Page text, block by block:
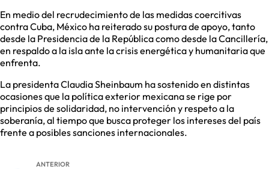
En medio del recrudecimiento de las medidas coercitivas
contra Cuba, México ha reiterado su postura de apoyo, tanto
desde la Presidencia de la República como desde la Cancillería,
en respaldo a la isla ante la crisis energética y humanitaria que
enfrenta.
La presidenta Claudia Sheinbaum ha sostenido en distintas
ocasiones que la política exterior mexicana se rige por
principios de solidaridad, no intervención y respeto a la
soberanía, al tiempo que busca proteger los intereses del país
frente a posibles sanciones internacionales.
ANTERIOR